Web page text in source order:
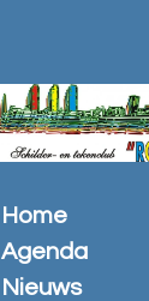
Home
Agenda
Nieuws